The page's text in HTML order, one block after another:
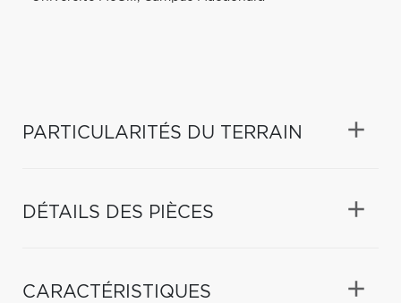
PARTICULARITÉS DU TERRAIN
DÉTAILS DES PIÈCES
CARACTÉRISTIQUES